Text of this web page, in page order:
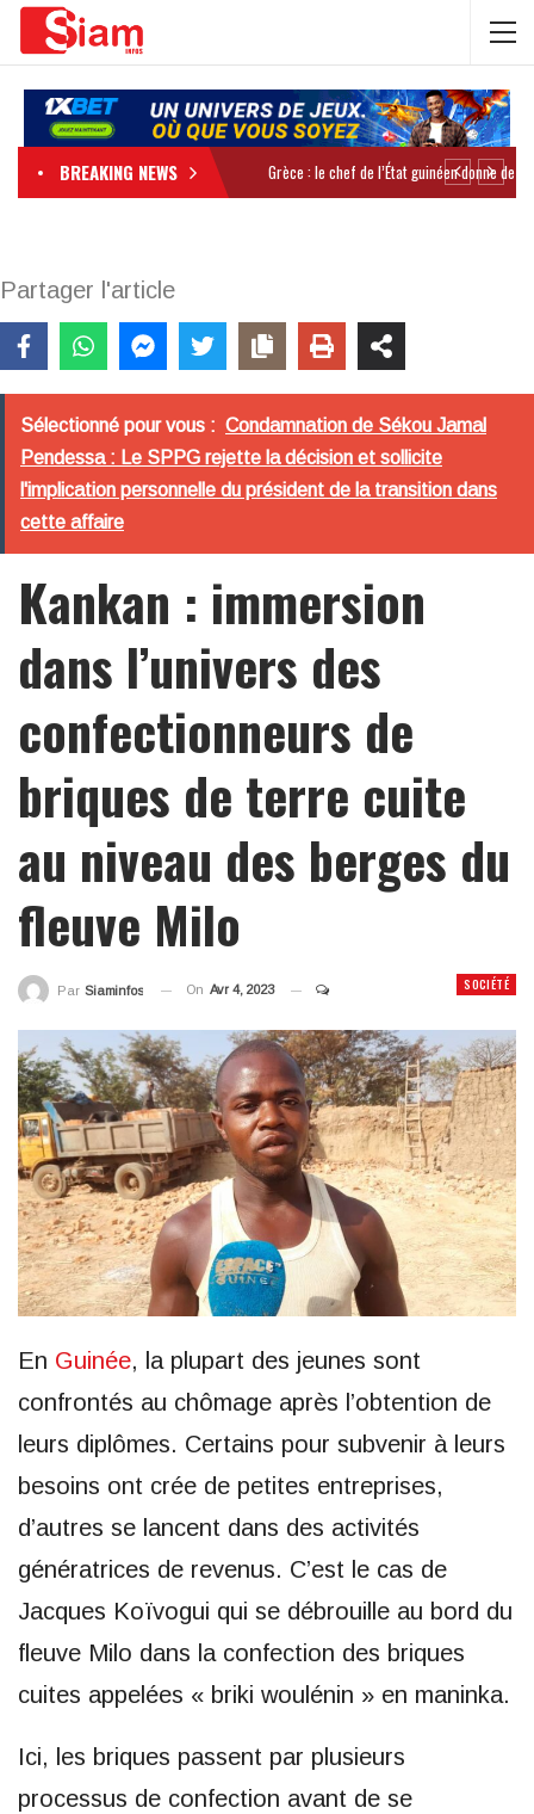
BREAKING NEWS
Partager l'article
Sélectionné pour vous : Condamnation de Sékou Jamal
Pendessa : Le SPPG rejette la décision et sollicite
l'implication personnelle du président de la transition dans
cette affaire
Kankan : immersion
dans l’univers des
confectionneurs de
briques de terre cuite
au niveau des berges du
fleuve Milo
SOCIÉTÉ
Par Siaminfos On Avr 4, 2023
En Guinée, la plupart des jeunes sont
confrontés au chômage après l’obtention de
leurs diplômes. Certains pour subvenir à leurs
besoins ont crée de petites entreprises,
d’autres se lancent dans des activités
génératrices de revenus. C’est le cas de
Jacques Koïvogui qui se débrouille au bord du
fleuve Milo dans la confection des briques
cuites appelées « briki woulénin » en maninka.
Ici, les briques passent par plusieurs
processus de confection avant de se